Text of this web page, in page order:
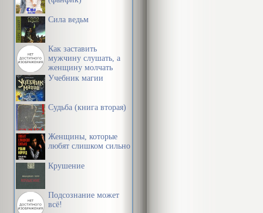
Сила ведьм
Как заставить
мужчину слушать, а
женщину молчать
Учебник магии
Судьба (книга вторая)
Женщины, которые
любят слишком сильно
Крушение
Подсознание может
всё!